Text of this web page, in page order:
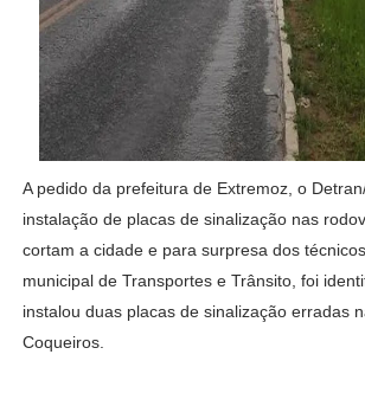
A pedido da prefeitura de Extremoz, o
instalação de placas de sinalização nas
cortam a cidade e para surpresa dos
municipal de Transportes e Trânsito, foi
instalou duas placas de sinalização erradas
Coqueiros.